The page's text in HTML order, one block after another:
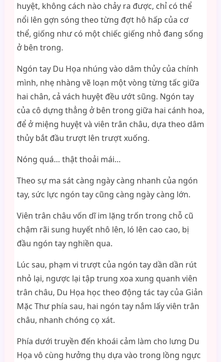
huyệt, không cách nào chảy ra được, chỉ có thể
nổi lên gợn sóng theo từng đợt hô hấp của cơ
thể, giống như có một chiếc giếng nhỏ đang sống
ở bên trong.
Ngón tay Du Họa nhúng vào dâm thủy của chính
mình, nhẹ nhàng vẽ loạn một vòng từng tấc giữa
hai chân, cả vách huyệt đều ướt sũng. Ngón tay
của cô dựng thẳng ở bên trong giữa hai cánh hoa,
để ở miệng huyệt và viên trân châu, dựa theo dâm
thủy bắt đầu trượt lên trượt xuống.
Nóng quá… thật thoải mái…
Theo sự ma sát càng ngày càng nhanh của ngón
tay, sức lực ngón tay cũng càng ngày càng lớn.
Viên trân châu vốn dĩ im lặng trốn trong chỗ cũ
chậm rãi sung huyết nhô lên, ló lên cao cao, bị
đầu ngón tay nghiền qua.
Lúc sau, phạm vi trượt của ngón tay dần dần rút
nhỏ lại, ngược lại tập trung xoa xung quanh viên
trân châu, Du Họa học theo động tác tay của Giản
Mặc Thư phía sau, hai ngón tay nắm lấy viên trân
châu, nhanh chóng cọ xát.
Phía dưới truyền đến khoái cảm làm cho lưng Du
Họa vô cùng hưởng thụ dựa vào trong lồng ngực